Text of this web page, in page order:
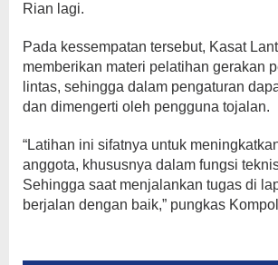
Rian lagi.
Pada kessempatan tersebut, Kasat
memberikan materi pelatihan gerakan
lintas, sehingga dalam pengaturan
dan dimengerti oleh pengguna tojalan.
“Latihan ini sifatnya untuk
anggota, khususnya dalam fungsi
Sehingga saat menjalankan tugas di
berjalan dengan baik,” pungkas